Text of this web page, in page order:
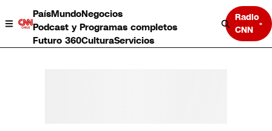
PaísMundoNegocios
Podcast y Programas completos
Futuro 360CulturaServicios
Radio
CNN